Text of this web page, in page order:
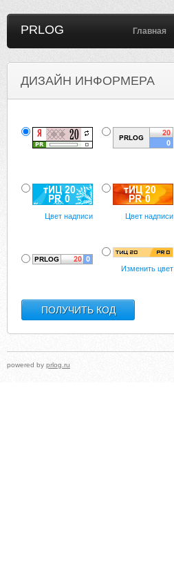
PRLOG Главная
ДИЗАЙН ИНФОРМЕРА
Цвет надписи Цвет надписи
Изменить цвет
powered by prlog.ru